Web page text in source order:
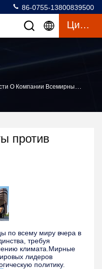
86-0755-13800839500
Цитата
Всемирные Протесты Против Изменения Климата
против
по всему миру вчера в
требуя
климата.Мирные
лидеров
политику.